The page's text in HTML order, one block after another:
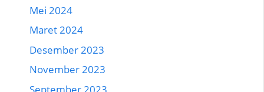
Mei 2024
Maret 2024
Desember 2023
November 2023
September 2023